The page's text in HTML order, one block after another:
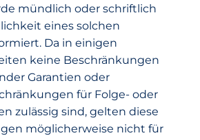
mündlich oder schriftlich
eines solchen
Da in einigen
keine Beschränkungen
Garantien oder
für Folge- oder
zulässig sind, gelten diese
möglicherweise nicht für